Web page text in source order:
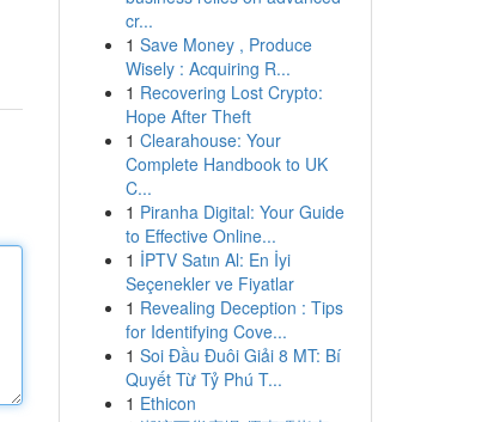
cr...
1 Save Money , Produce
Wisely : Acquiring R...
1 Recovering Lost Crypto:
Hope After Theft
1 Clearahouse: Your
Complete Handbook to UK
C...
1 Piranha Digital: Your Guide
to Effective Online...
1 İPTV Satın Al: En İyi
Seçenekler ve Fiyatlar
1 Revealing Deception : Tips
for Identifying Cove...
1 Soi Đầu Đuôi Giải 8 MT: Bí
Quyết Từ Tỷ Phú T...
1 Ethicon